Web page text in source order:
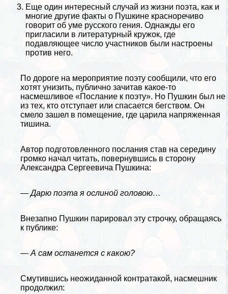
Еще один интересный случай из жизни поэта, как и
многие другие факты о Пушкине красноречиво
говорит об уме русского гения. Однажды его
пригласили в литературный кружок, где
подавляющее число участников были настроены
против него.
По дороге на мероприятие поэту сообщили, что его
хотят унизить, публично зачитав какое-то
насмешливое «Послание к поэту». Но Пушкин был не
из тех, кто отступает или спасается бегством. Он
смело зашел в помещение, где царила напряженная
тишина.
Автор подготовленного послания став на середину
громко начал читать, повернувшись в сторону
Александра Сергеевича Пушкина:
— Дарю поэта я ослиной головою…
Внезапно Пушкин парировал эту строчку, обращаясь
к публике:
— А сам останется с какою?
Смутившись неожиданной контратакой, насмешник
продолжил: